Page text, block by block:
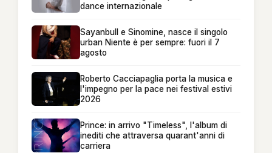
dance internazionale
Sayanbull e Sinomine, nasce il singolo
urban Niente è per sempre: fuori il 7
agosto
Roberto Cacciapaglia porta la musica e
l'impegno per la pace nei festival estivi
2026
Prince: in arrivo "Timeless", l'album di
inediti che attraversa quarant'anni di
carriera